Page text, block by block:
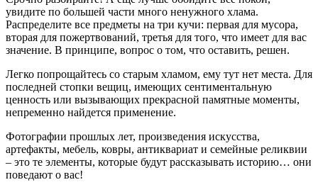
увидите по большей части много ненужного хлама.
Распределите все предметы на три кучи: первая для мусора,
вторая для пожертвований, третья для того, что имеет для вас
значение. В принципе, вопрос о том, что оставить, решен.
Легко попрощайтесь со старым хламом, ему тут нет места. Для
последней стопки вещиц, имеющих сентиментальную
ценность или вызывающих прекрасной памятные моменты,
непременно найдется применение.
Фотографии прошлых лет, произведения искусства,
артефакты, мебель, ковры, антиквариат и семейные реликвии
– это те элементы, которые будут рассказывать историю… они
поведают о вас!